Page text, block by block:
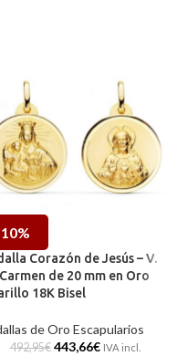
Corazón de Jesús – V.
de 20 mm en Oro
18K Bisel
de Oro Escapularios
492,95€ 443,66€ IVA incl.